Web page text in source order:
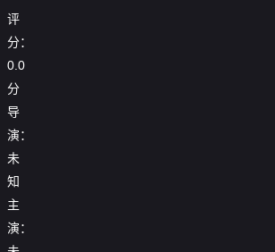
评
分：
0.0
分
导
演：
未
知
主
演：